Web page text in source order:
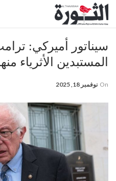
سيناتور أميركي:
المستبدين الأثرياء
On نوفمبر 18, 2025